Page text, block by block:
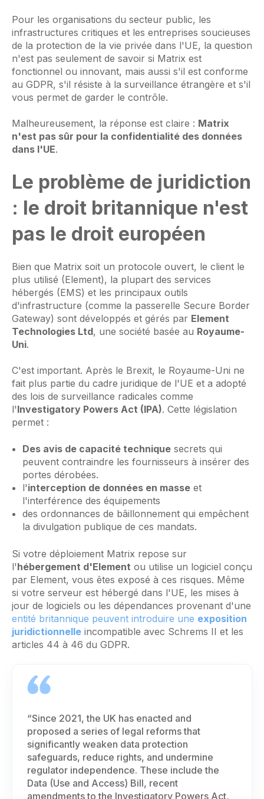
Pour les organisations du secteur public, les
infrastructures critiques et les entreprises soucieuses
de la protection de la vie privée dans l'UE, la question
n'est pas seulement de savoir si Matrix est
fonctionnel ou innovant, mais aussi s'il est conforme
au GDPR, s'il résiste à la surveillance étrangère et s'il
vous permet de garder le contrôle.
Malheureusement, la réponse est claire : Matrix
n'est pas sûr pour la confidentialité des données
dans l'UE.
Le problème de juridiction
: le droit britannique n'est
pas le droit européen
Bien que Matrix soit un protocole ouvert, le client le
plus utilisé (Element), la plupart des services
hébergés (EMS) et les principaux outils
d'infrastructure (comme la passerelle Secure Border
Gateway) sont développés et gérés par Element
Technologies Ltd, une société basée au Royaume-
Uni.
C'est important. Après le Brexit, le Royaume-Uni ne
fait plus partie du cadre juridique de l'UE et a adopté
des lois de surveillance radicales comme
l'Investigatory Powers Act (IPA). Cette législation
permet :
Des avis de capacité techniquesecrets qui
peuvent contraindre les fournisseurs à insérer des
portes dérobées.
l'interception de données en masseet
l'interférence des équipements
des ordonnances de bâillonnement qui empêchent
la divulgation publique de ces mandats.
Si votre déploiement Matrix repose sur
l'hébergement d'Element ou utilise un logiciel conçu
par Element, vous êtes exposé à ces risques. Même
si votre serveur est hébergé dans l'UE, les mises à
jour de logiciels ou les dépendances provenant d'une
entité britannique peuvent introduire une exposition
juridictionnelle incompatible avec Schrems II et les
articles 44 à 46 du GDPR.
“Since 2021, the UK has enacted and
proposed a series of legal reforms that
significantly weaken data protection
safeguards, reduce rights, and undermine
regulator independence. These include the
Data (Use and Access) Bill, recent
amendments to the Investigatory Powers Act,